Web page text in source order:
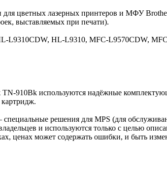
цветных лазерных принтеров и МФУ
выставляемых при печати).
L9310CDW, HL-L9310, MFC-L9570CDW,
910Bk используются надёжные
картридж.
решения для MPS (для
и используются только с целью
ценах может содержать ошибки, и быть